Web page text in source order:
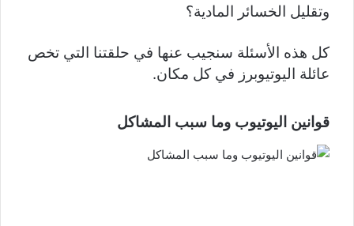
وتقليل الخسائر المادية؟
كل هذه الأسئلة سنجيب عنها في حلقتنا التي تخص
عائلة اليوتيوبرز في كل مكان.
قوانين اليوتيوب وما سبب المشاكل